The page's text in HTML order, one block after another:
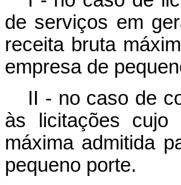
de serviços em
receita bruta
empresa de
II - no caso de
às licitações cujo
máxima admitida
pequeno porte.